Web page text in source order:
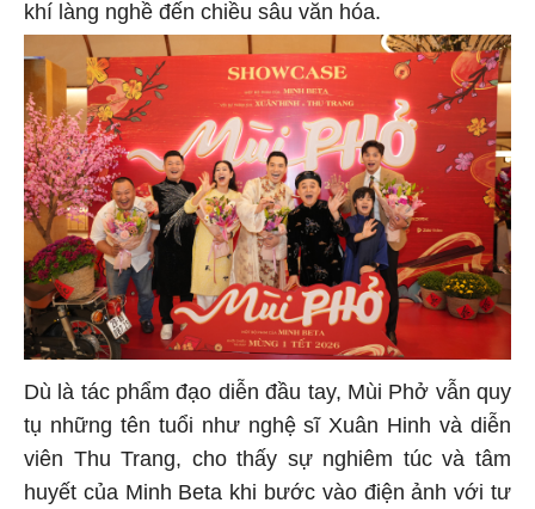
khí làng nghề đến chiều sâu văn hóa.
Dù là tác phẩm đạo diễn đầu tay, Mùi Phở vẫn quy
tụ những tên tuổi như nghệ sĩ Xuân Hinh và diễn
viên Thu Trang, cho thấy sự nghiêm túc và tâm
huyết của Minh Beta khi bước vào điện ảnh với tư